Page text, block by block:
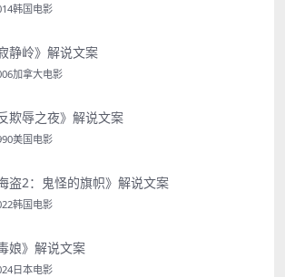
韩国电影
静岭》解说文案
加拿大电影
欺辱之夜》解说文案
美国电影
盗2：鬼怪的旗帜》解说文案
韩国电影
娘》解说文案
日本电影